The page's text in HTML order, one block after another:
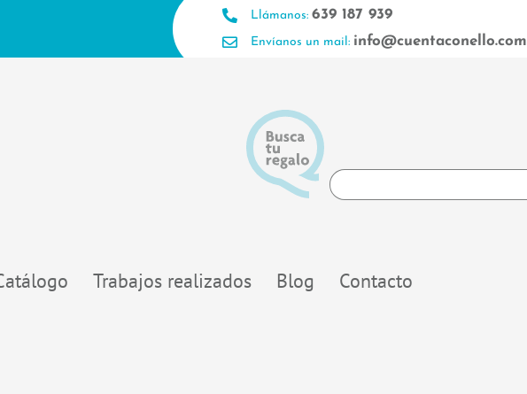
Llámanos: 639 187 939
Envíanos un mail: info@cuentaconello.com
Search
...
Trabajos realizados Blog Contacto